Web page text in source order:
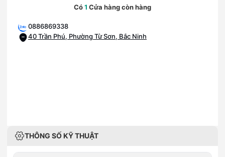
Có1 Cửa hàng còn hàng
0886869338
40 Trần Phú, Phường Từ Sơn, Bắc Ninh
THÔNG SỐ KỸ THUẬT